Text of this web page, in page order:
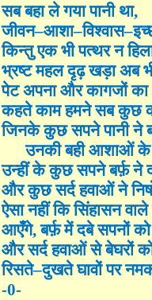
सब बहा ले गया पानी था,
जीवन–आशा–विश्वास–
किन्तु एक भी पत्थर न
भ्रष्ट महल दृढ़ खड़ा अब
पेट अपना और कागजों का
कहते काम हमने सब कुछ
जिनके कुछ सपने पानी ने
उनकी बही आशाओं के
उन्हीं के कुछ सपने बर्फ़ ने
और कुछ सर्द हवाओं ने
ऐसा नहीं कि सिंहासन
आएँगे, बर्फ़ में दबे सपनों
और सर्द हवाओं से बेघरों
रिसते–दुखते घावों पर
-0-